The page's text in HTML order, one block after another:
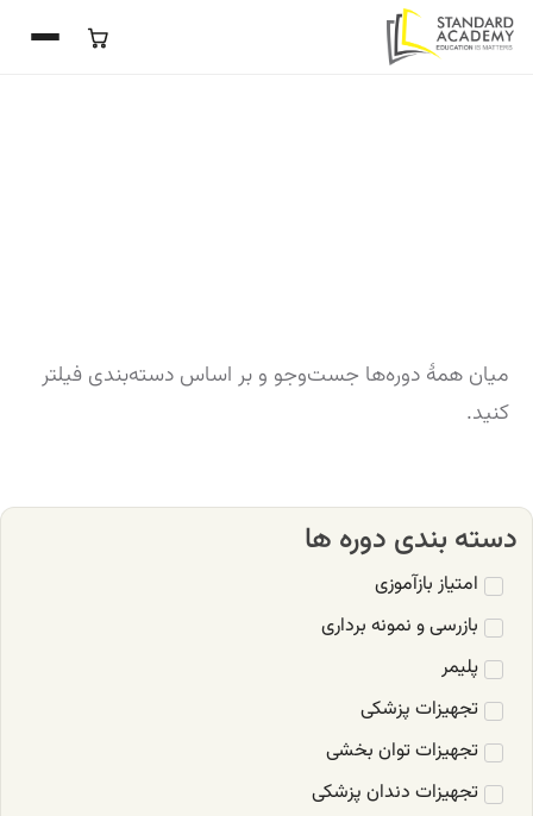
میان همهٔ دوره‌ها جست‌وجو و بر اساس دسته‌بندی فیلتر
کنید.
دسته بندی دوره ها
امتیاز بازآموزی
بازرسی و نمونه برداری
پلیمر
تجهیزات پزشکی
تجهیزات توان بخشی
تجهیزات دندان پزشکی